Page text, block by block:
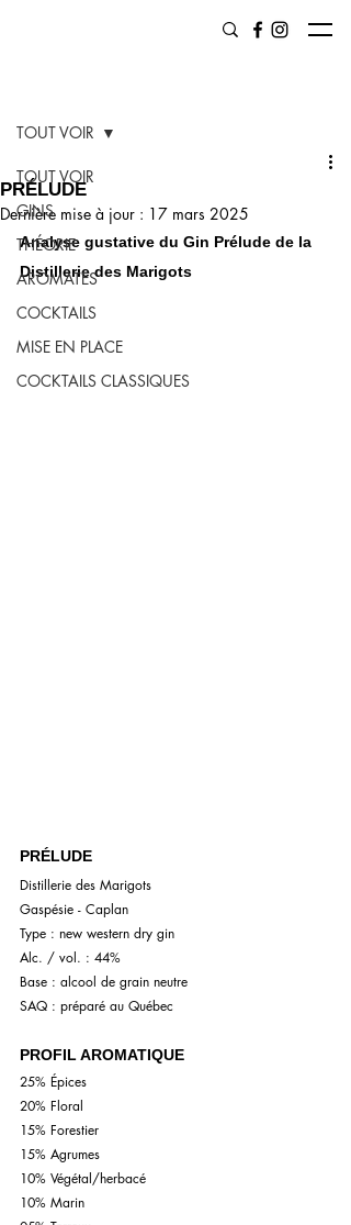
TOUT VOIR
GINS
THÉORIE
AROMATES
COCKTAILS
MISE EN PLACE
COCKTAILS CLASSIQUES
TOUT VOIR
PRÉLUDE
Dernière mise à jour : 17 mars 2025
Analyse gustative du Gin Prélude de la
Distillerie des Marigots
PRÉLUDE
Distillerie des Marigots
Gaspésie - Caplan
Type : new western dry gin
Alc. / vol. : 44%
Base : alcool de grain neutre
SAQ : préparé au Québec
PROFIL AROMATIQUE
25% Épices
20% Floral
15% Forestier
15% Agrumes
10% Végétal/herbacé
10% Marin